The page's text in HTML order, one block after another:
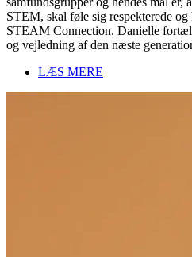
STEM, skal føle sig respekterede
STEAM Connection. Danielle
og vejledning af den næste
LÆS MERE